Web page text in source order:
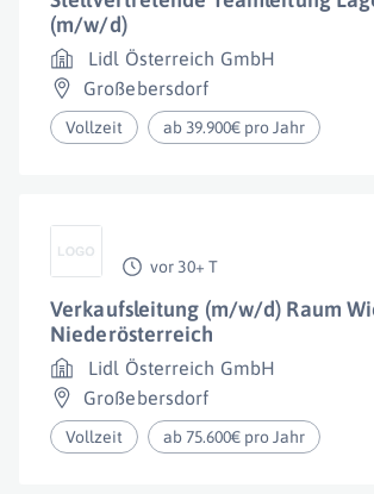
(m/w/d)
Lidl Österreich GmbH
Großebersdorf
Vollzeit ab 39.900€ pro Jahr
vor 30+ T
Verkaufsleitung (m/w/d) Raum
Niederösterreich
Lidl Österreich GmbH
Großebersdorf
Vollzeit ab 75.600€ pro Jahr